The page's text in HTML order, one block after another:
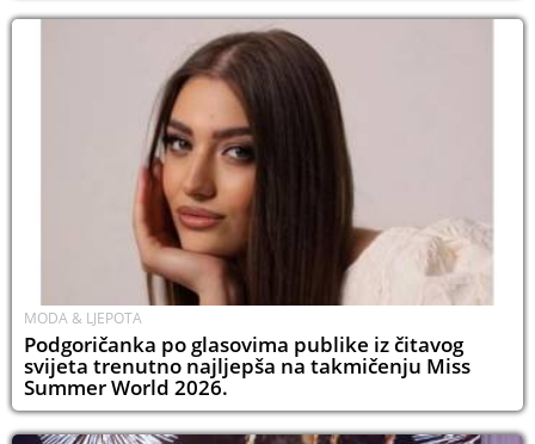
MODA & LJEPOTA
Podgoričanka po glasovima publike iz čitavog
svijeta trenutno najljepša na takmičenju Miss
Summer World 2026.